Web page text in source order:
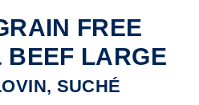
FREE
BEEF LARGE
SUCHÉ